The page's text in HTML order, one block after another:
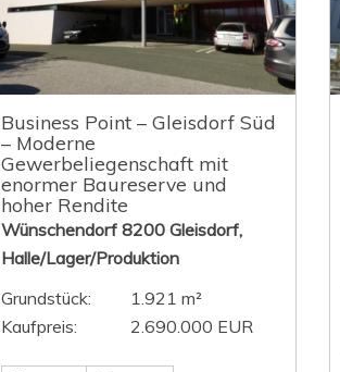
Business Point – Gleisdorf Süd
– Moderne
Gewerbeliegenschaft mit
enormer Baureserve und
hoher Rendite
Wünschendorf 8200 Gleisdorf,
Halle/Lager/Produktion
Grundstück:
1.921 m²
Kaufpreis:
2.690.000 EUR